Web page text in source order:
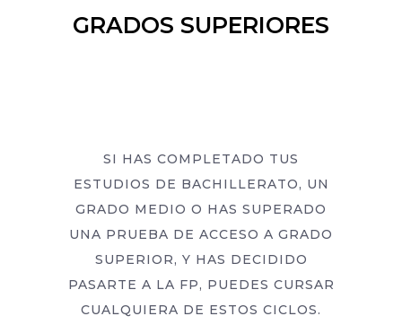
GRADOS SUPERIORES
SI HAS COMPLETADO TUS
ESTUDIOS DE BACHILLERATO, UN
GRADO MEDIO O HAS SUPERADO
UNA PRUEBA DE ACCESO A GRADO
SUPERIOR, Y HAS DECIDIDO
PASARTE A LA FP, PUEDES CURSAR
CUALQUIERA DE ESTOS CICLOS.